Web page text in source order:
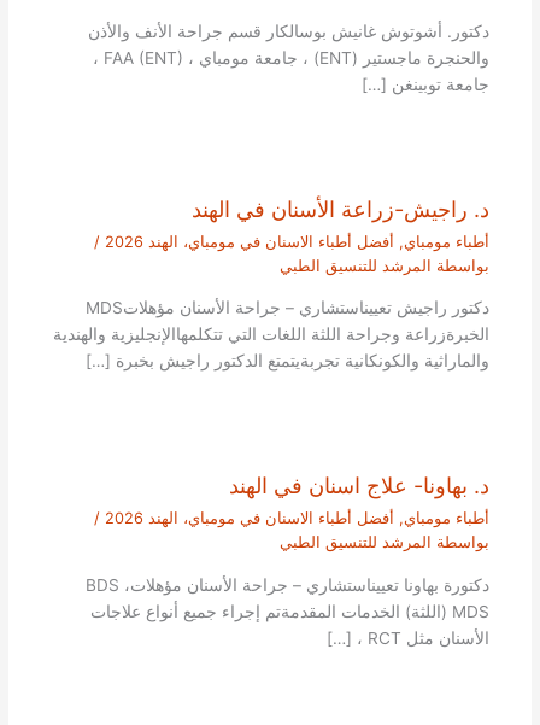
دكتور. أشوتوش غانيش بوسالكار قسم جراحة الأنف والأذن
والحنجرة ماجستير (ENT) ، جامعة مومباي ، FAA (ENT) ،
جامعة توبينغن […]
د. راجيش-زراعة الأسنان في الهند
أطباء مومباي, أفضل أطباء الاسنان في مومباي، الهند 2026
/
بواسطة المرشد للتنسيق الطبي
دكتور راجيش تعييناستشاري – جراحة الأسنان مؤهلاتMDS
الخبرةزراعة وجراحة اللثة اللغات التي تتكلمهاالإنجليزية والهندية
والماراثية والكونكانية تجربةيتمتع الدكتور راجيش بخبرة […]
د. بهاونا- علاج اسنان في الهند
أطباء مومباي, أفضل أطباء الاسنان في مومباي، الهند 2026
/
بواسطة المرشد للتنسيق الطبي
دكتورة بهاونا تعييناستشاري – جراحة الأسنان مؤهلاتBDS ،
MDS (اللثة) الخدمات المقدمةتم إجراء جميع أنواع علاجات
الأسنان مثل RCT ، […]